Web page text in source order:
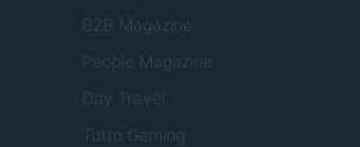
B2B Magazine
People Magazine
Day Travel
Tutto Gaming